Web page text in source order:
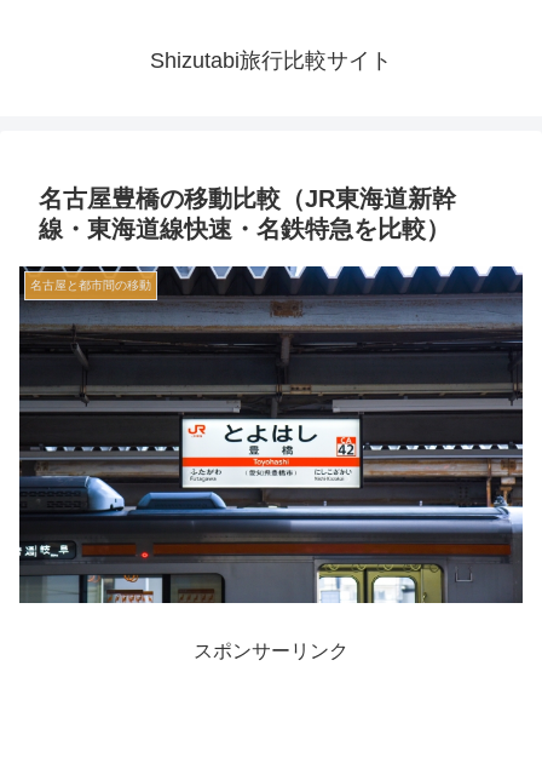
Shizutabi旅行比較サイト
名古屋豊橋の移動比較（JR東海道新幹
線・東海道線快速・名鉄特急を比較）
名古屋と都市間の移動
スポンサーリンク